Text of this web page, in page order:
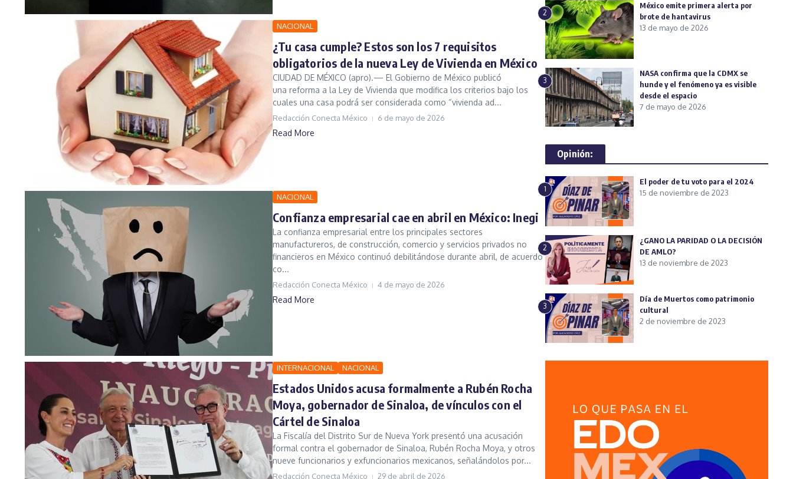
NACIONAL
¿Tu casa cumple? Estos son los 7 requisitos
obligatorios de la nueva Ley de Vivienda en México
CIUDAD DE MÉXICO (apro).— El Gobierno de México publicó
una reforma a la Ley de Vivienda que modifica los criterios bajo los
cuales una casa podrá ser considerada como “vivienda ad...
Redacción Conecta México 6 de mayo de 2026
Read More
NACIONAL
Confianza empresarial cae en abril en México: Inegi
La confianza empresarial entre los principales sectores
manufactureros, de construcción, comercio y servicios privados no
financieros en México continuó debilitándose durante abril, de acuerdo
co...
Redacción Conecta México 4 de mayo de 2026
Read More
INTERNACIONAL NACIONAL
Estados Unidos acusa formalmente a Rubén Rocha
Moya, gobernador de Sinaloa, de vínculos con el
Cártel de Sinaloa
La Fiscalía del Distrito Sur de Nueva York presentó una acusación
formal contra el gobernador de Sinaloa, Rubén Rocha Moya, y otros
nueve funcionarios y exfuncionarios mexicanos, señalándolos por...
Redacción Conecta México 29 de abril de 2026
2
México emite primera alerta por
brote de hantavirus
13 de mayo de 2026
3
NASA confirma que la CDMX se
hunde y el fenómeno ya es visible
desde el espacio
7 de mayo de 2026
Opinión:
1
El poder de tu voto para el 2024
15 de noviembre de 2023
2
¿GANO LA PARIDAD O LA DECISIÓN
DE AMLO?
13 de noviembre de 2023
3
Día de Muertos como patrimonio
cultural
2 de noviembre de 2023